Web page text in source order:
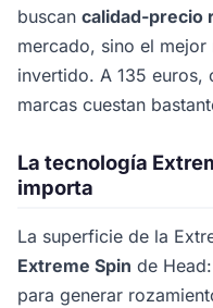
buscan calidad-precio
mercado, sino el
invertido. A 135 euros,
marcas cuestan
La tecnología
importa
La superficie de la
Extreme Spin de
para generar